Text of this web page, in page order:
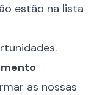
estão na lista
as nossas